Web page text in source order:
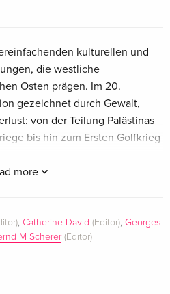
more
kulturellen und
die westliche
Osten prägen. Im 20.
gezeichnet durch Gewalt,
von der Teilung Palästinas
bis hin zum Ersten Golfkrieg
Wahrnehmungsfolie
und 'extremistisch',
dieses Bandes
nur dann entwickelt
, Catherine David (Editor), Georges
M Scherer(Editor)